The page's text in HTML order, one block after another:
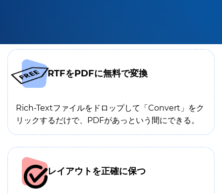
RTFをPDFに無料で変換
Rich-Textファイルをドロップして「Convert」をク
リックするだけで、PDFがあっという間にできる。
レイアウトを正確に保つ